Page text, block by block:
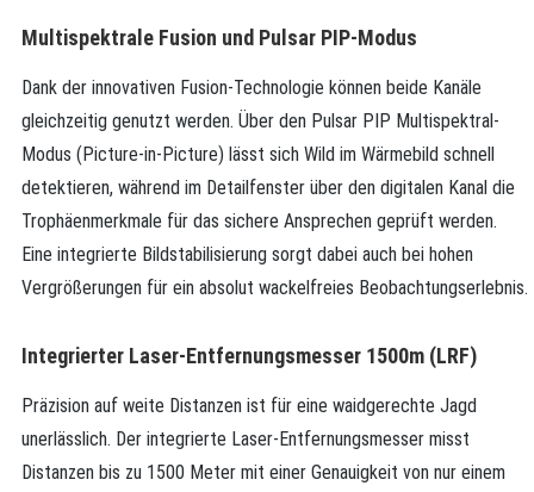
Multispektrale Fusion und Pulsar PIP-Modus
Dank der innovativen Fusion-Technologie können beide Kanäle
gleichzeitig genutzt werden. Über den Pulsar PIP Multispektral-
Modus (Picture-in-Picture) lässt sich Wild im Wärmebild schnell
detektieren, während im Detailfenster über den digitalen Kanal die
Trophäenmerkmale für das sichere Ansprechen geprüft werden.
Eine integrierte Bildstabilisierung sorgt dabei auch bei hohen
Vergrößerungen für ein absolut wackelfreies Beobachtungserlebnis.
Integrierter Laser-Entfernungsmesser 1500m (LRF)
Präzision auf weite Distanzen ist für eine waidgerechte Jagd
unerlässlich. Der integrierte Laser-Entfernungsmesser misst
Distanzen bis zu 1500 Meter mit einer Genauigkeit von nur einem